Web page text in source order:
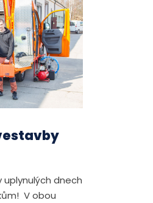
uplynulých dnech
V obou